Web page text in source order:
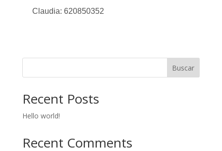
Claudia: 620850352
Buscar
Recent Posts
Hello world!
Recent Comments